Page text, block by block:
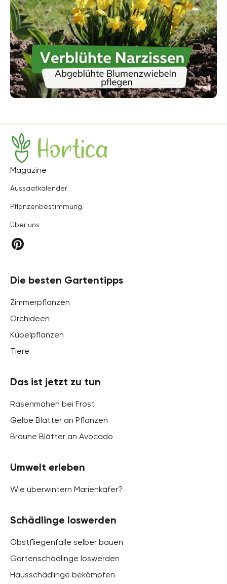
Hortica
Magazine
Aussaatkalender
Pflanzenbestimmung
Über uns
Die besten Gartentipps
Zimmerpflanzen
Orchideen
Kübelpflanzen
Tiere
Das ist jetzt zu tun
Rasenmähen bei Frost
Gelbe Blätter an Pflanzen
Braune Blätter an Avocado
Umwelt erleben
Wie überwintern Marienkäfer?
Schädlinge loswerden
Obstfliegenfalle selber bauen
Gartenschädlinge loswerden
Hausschädlinge bekämpfen